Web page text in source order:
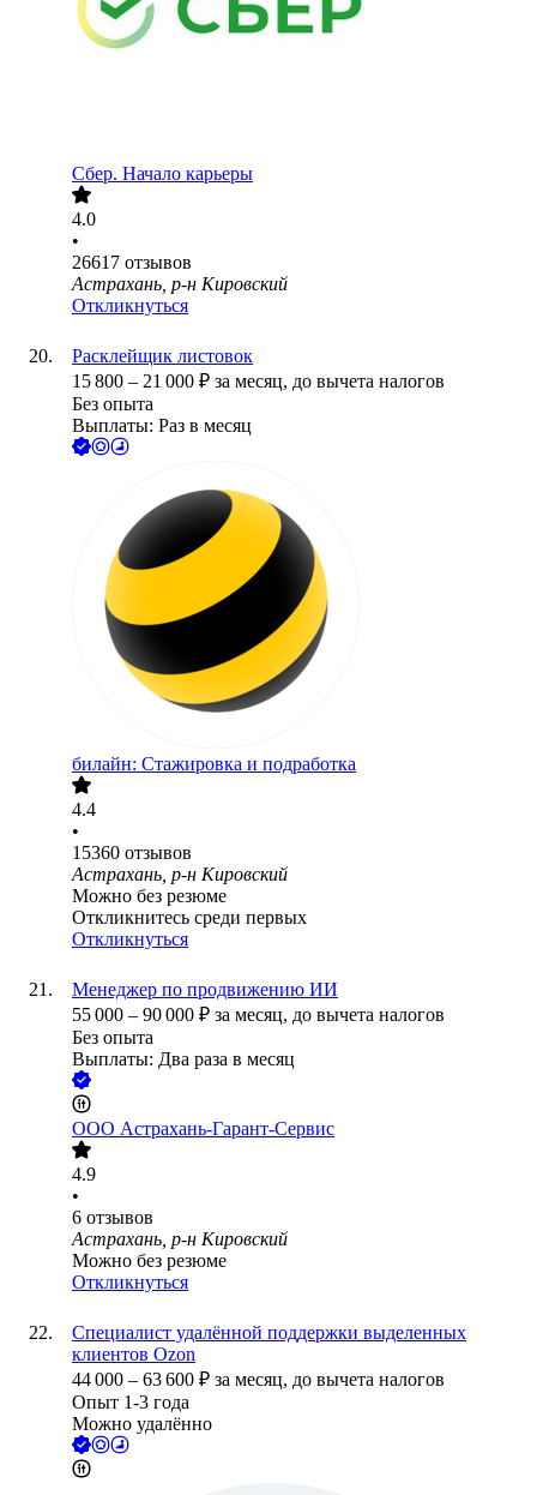
Сбер. Начало карьеры
4.0
•
26617 отзывов
Астрахань, р-н Кировский
Откликнуться
Расклейщик листовок
15 800 – 21 000 ₽ за месяц, до вычета налогов
Без опыта
Выплаты: Раз в месяц
билайн: Стажировка и подработка
4.4
•
15360 отзывов
Астрахань, р-н Кировский
Можно без резюме
Откликнитесь среди первых
Откликнуться
Менеджер по продвижению ИИ
55 000 – 90 000 ₽ за месяц, до вычета налогов
Без опыта
Выплаты: Два раза в месяц
ООО Астрахань-Гарант-Сервис
4.9
•
6 отзывов
Астрахань, р-н Кировский
Можно без резюме
Откликнуться
Специалист удалённой поддержки выделенных
клиентов Ozon
44 000 – 63 600 ₽ за месяц, до вычета налогов
Опыт 1-3 года
Можно удалённо